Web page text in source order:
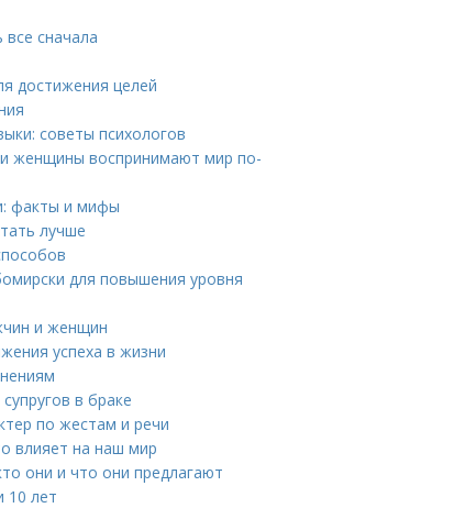
сначала
достижения целей
советы психологов
женщины воспринимают мир по-
факты и мифы
лучше
для повышения уровня
и женщин
успеха в жизни
в браке
по жестам и речи
влияет на наш мир
они и что они предлагают
10 лет